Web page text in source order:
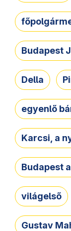
Budapest
Della
egyenlő
Karcsi, a
Budapest
világelső
Gustav